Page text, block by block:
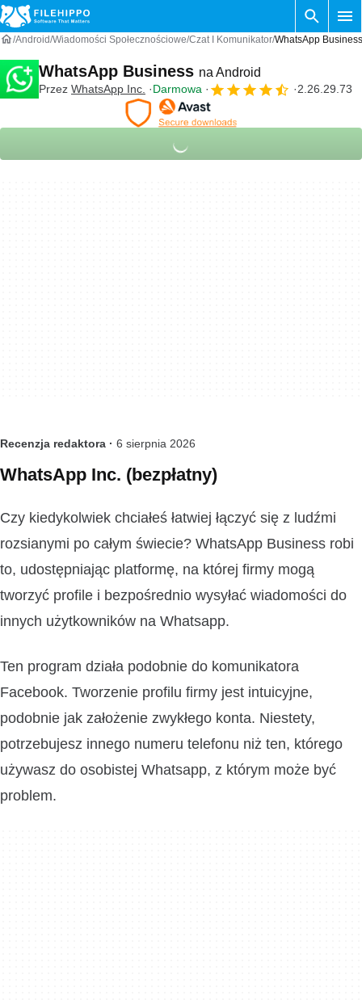
Android Wiadomości Społecznościowe Czat I Komunikator WhatsApp
WhatsApp Business na Android
Przez WhatsApp Inc. Darmowa 2.26.29.73
Recenzja redaktora · 6 sierpnia 2026
WhatsApp Inc. (bezpłatny)
Czy kiedykolwiek chciałeś łatwiej łączyć się z ludźmi
rozsianymi po całym świecie? WhatsApp Business robi
to, udostępniając platformę, na której firmy mogą
tworzyć profile i bezpośrednio wysyłać wiadomości do
innych użytkowników na Whatsapp.
Ten program działa podobnie do komunikatora
Facebook. Tworzenie profilu firmy jest intuicyjne,
podobnie jak założenie zwykłego konta. Niestety,
potrzebujesz innego numeru telefonu niż ten, którego
używasz do osobistej Whatsapp, z którym może być
problem.